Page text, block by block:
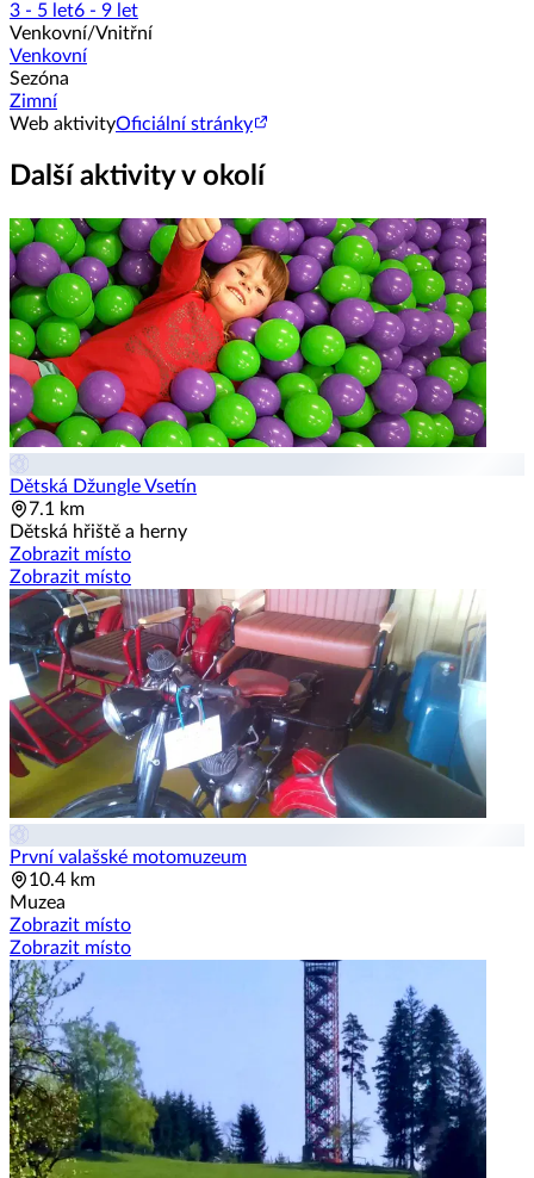
3 - 5 let6 - 9 let
Venkovní/Vnitřní
Venkovní
Sezóna
Zimní
Web aktivityOficiální stránky
Další aktivity v okolí
Dětská Džungle Vsetín
7.1 km
Dětská hřiště a herny
Zobrazit místo
Zobrazit místo
První valašské motomuzeum
10.4 km
Muzea
Zobrazit místo
Zobrazit místo